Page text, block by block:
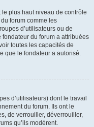
plus haut niveau de contrôle
forum comme les
d’utilisateurs ou de
du forum a attribuées
toutes les capacités de
que le fondateur a autorisé.
d’utilisateurs) dont le travail
du forum. Ils ont le
de verrouiller, déverrouiller,
qu’ils modèrent.